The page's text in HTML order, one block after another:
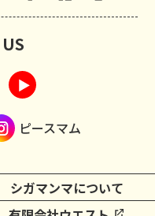
シガマンマについて
ピースマム